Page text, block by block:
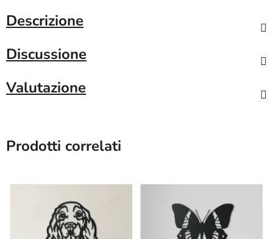
Descrizione
Discussione
Valutazione
Prodotti correlati